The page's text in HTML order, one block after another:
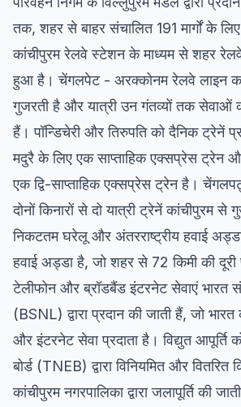
तक, शहर से बाहर संचालित 191 मार्गों के
कांचीपुरम रेलवे स्टेशन के माध्यम से शहर
हुआ है। चेंगलपेट - अरक्कोनम रेलवे लाइन
गुजरती है और यात्री उन गंतव्यों तक
हैं। पॉन्डिचेरी और तिरुपति को दैनिक ट्रेनें
मदुरै के लिए एक साप्ताहिक एक्सप्रेस ट्रेन
एक द्वि-साप्ताहिक एक्सप्रेस ट्रेन है।
दोनों किनारों से दो यात्री ट्रेनें कांचीपुरम से
निकटतम घरेलू और अंतरराष्ट्रीय हवाई अड्डा
हवाई अड्डा है, जो शहर से 72 किमी की दूरी
टेलीफोन और ब्रॉडबैंड इंटरनेट सेवाएं भारत
(BSNL) द्वारा प्रदान की जाती हैं, जो
और इंटरनेट सेवा प्रदाता है। विद्युत आपूर्ति
बोर्ड (TNEB) द्वारा विनियमित और वितरित
कांचीपुरम नगरपालिका द्वारा जलापूर्ति की